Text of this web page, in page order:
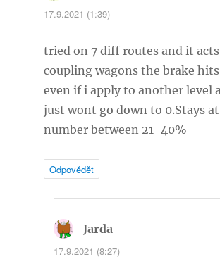
17.9.2021 (1:39)
tried on 7 diff routes and it
coupling wagons the brake
even if i apply to another level
just wont go down to 0.Stays
number between 21-40%
Odpovědět
Jarda
17.9.2021 (8:27)